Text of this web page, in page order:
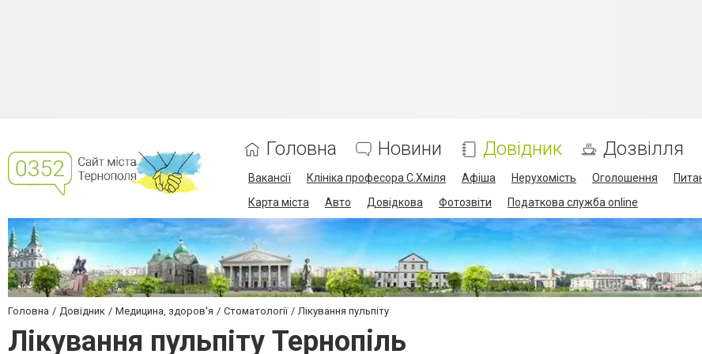
Головна Новини Довідник Дозвілля
Вакансії Клініка професора С.Хміля Афіша Нерухомість Оголошення
Карта міста
Авто Довідкова Фотозвіти Податкова служба online
Головна Довідник Медицина, здоров'я Стоматології Лікування пульпіту
Лікування пульпіту Тернопiль